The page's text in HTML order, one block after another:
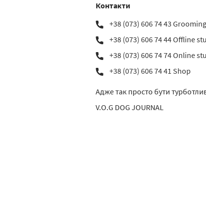
Контакти
+38 (073) 606 74 43 Grooming
+38 (073) 606 74 44 Offline
+38 (073) 606 74 74 Online
+38 (073) 606 74 41 Shop
Адже так просто бути
V.O.G DOG JOURNAL